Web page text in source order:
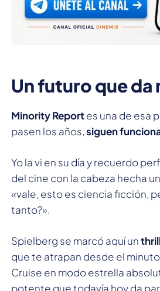
Un futuro que da
Minority Reportes una de esa
pasen los años,siguen
Yo la vi en su día y recuerdo
del cine con la cabeza hecha
«vale, esto es ciencia ficción,
tanto?».
Spielberg se marcó aquí un
que te atrapan desde el
Cruise en modo estrella
potente que todavía hoy da